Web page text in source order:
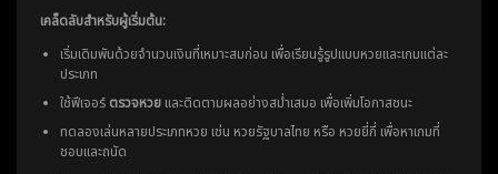
เคล็ดลับสำหรับผู้เริ่มต้น:
เริ่มเดิมพันด้วยจำนวนเงินที่เหมาะสมก่อน เพื่อเรียนรู้รูปแบบหวยและเกมแต่ละ
ประเภท
ใช้ฟีเจอร์ ตรวจหวยและติดตามผลอย่างสม่ำเสมอ เพื่อเพิ่มโอกาสชนะ
ทดลองเล่นหลายประเภทหวย เช่น หวยรัฐบาลไทย หรือ หวยยี่กี่ เพื่อหาเกมที่
ชอบและถนัด